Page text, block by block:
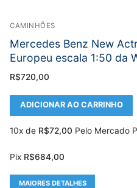
CAMINHÕES
Mercedes Benz New
Europeu escala 1:50 da
R$720,00
ADICIONAR AO CARRINHO
10x de R$72,00 Pelo Mercado
Pix R$684,00
MAIORES DETALHES